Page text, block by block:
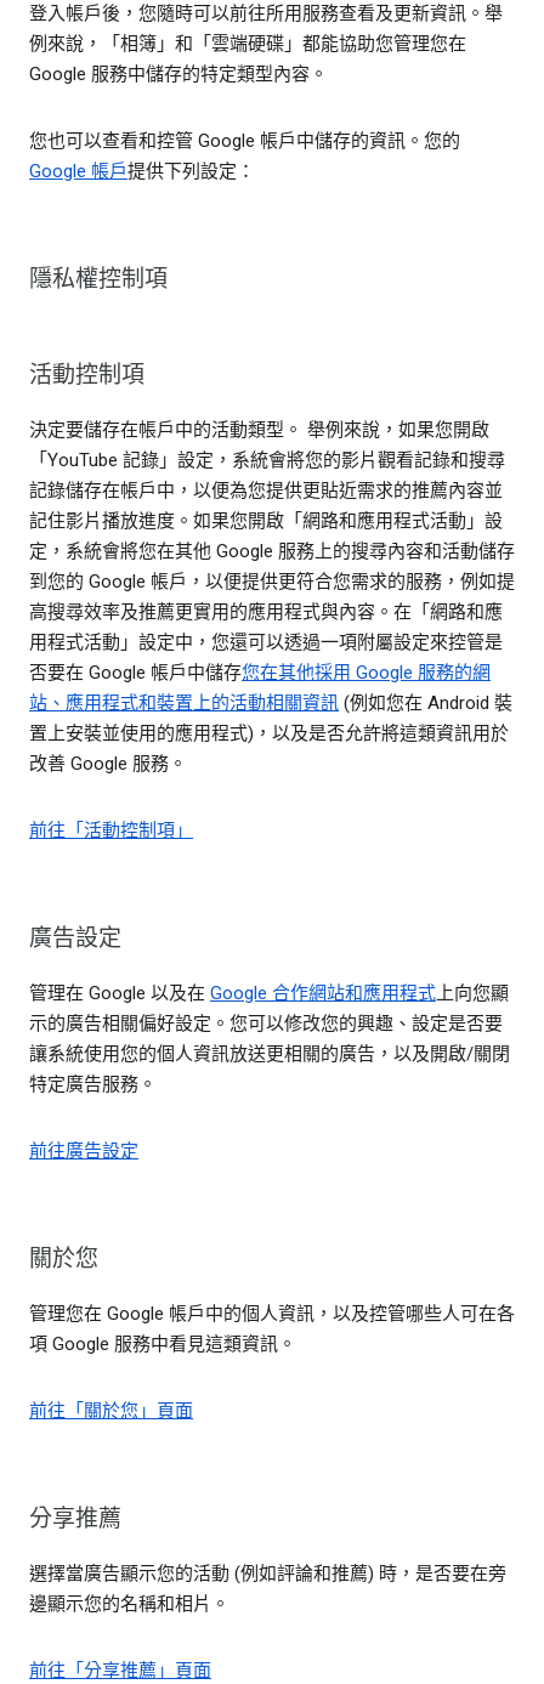
登入帳戶後，您隨時可以前往所用服務查看及更新資訊。舉
例來說，「相簿」和「雲端硬碟」都能協助您管理您在
Google 服務中儲存的特定類型內容。
您也可以查看和控管 Google 帳戶中儲存的資訊。您的
Google 帳戶提供下列設定：
隱私權控制項
活動控制項
決定要儲存在帳戶中的活動類型。 舉例來說，如果您開啟
「YouTube 記錄」設定，系統會將您的影片觀看記錄和搜尋
記錄儲存在帳戶中，以便為您提供更貼近需求的推薦內容並
記住影片播放進度。如果您開啟「網路和應用程式活動」設
定，系統會將您在其他 Google 服務上的搜尋內容和活動儲存
到您的 Google 帳戶，以便提供更符合您需求的服務，例如提
高搜尋效率及推薦更實用的應用程式與內容。在「網路和應
用程式活動」設定中，您還可以透過一項附屬設定來控管是
否要在 Google 帳戶中儲存您在其他採用 Google 服務的網
站、應用程式和裝置上的活動相關資訊 (例如您在 Android 裝
置上安裝並使用的應用程式)，以及是否允許將這類資訊用於
改善 Google 服務。
前往「活動控制項」
廣告設定
管理在 Google 以及在 Google 合作網站和應用程式上向您顯
示的廣告相關偏好設定。您可以修改您的興趣、設定是否要
讓系統使用您的個人資訊放送更相關的廣告，以及開啟/關閉
特定廣告服務。
前往廣告設定
關於您
管理您在 Google 帳戶中的個人資訊，以及控管哪些人可在各
項 Google 服務中看見這類資訊。
前往「關於您」頁面
分享推薦
選擇當廣告顯示您的活動 (例如評論和推薦) 時，是否要在旁
邊顯示您的名稱和相片。
前往「分享推薦」頁面